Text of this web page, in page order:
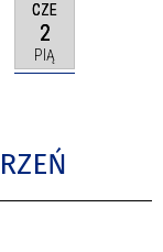
CZE
2
PIĄ